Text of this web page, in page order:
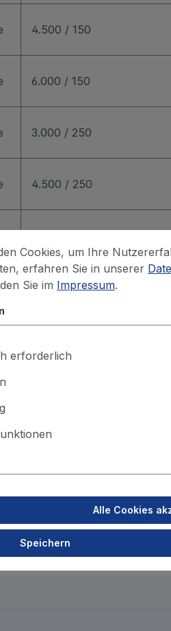
4.500 / 150
6.000 / 150
3.000 / 250
4.500 / 250
die Möglichkeit,
von 50 kg (z. B. ein
belastet werden.
eine stufenlose Einstellung in
Cookies, um Ihre
erfahren Sie in unserer
Sie im Impressum.
erforderlich
Alle Cookies
Speichern